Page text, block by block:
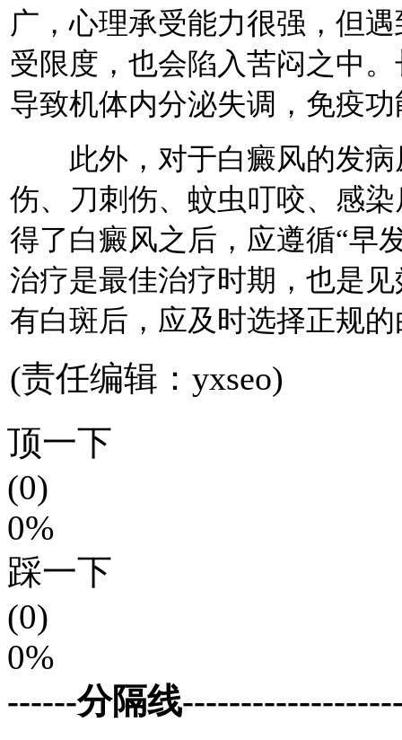
广，心理承受能力很强，但
受限度，也会陷入苦闷之中
导致机体内分泌失调，免疫
此外，对于白癜风的发病
伤、刀刺伤、蚊虫叮咬、感
得了白癜风之后，应遵循“早
治疗是最佳治疗时期，也是
有白斑后，应及时选择正规
(责任编辑：yxseo)
顶一下
(0)
0%
踩一下
(0)
0%
------分隔线